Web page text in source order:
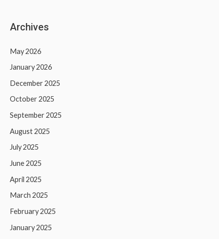
Archives
May 2026
January 2026
December 2025
October 2025
September 2025
August 2025
July 2025
June 2025
April 2025
March 2025
February 2025
January 2025